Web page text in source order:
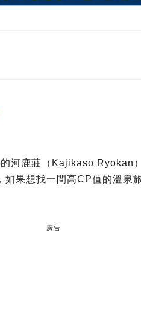
河鹿莊（Kajikaso Ryokan
果想找一間高CP值的溫泉
廣告